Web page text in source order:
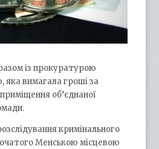
із прокуратурою
яка вимагала гроші за
об’єднаної
кримінального
Менською місцевою